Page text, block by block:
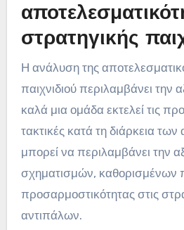
στρατηγικής
Η ανάλυση της
παιχνιδιού περιλαμβάνει την
καλά μια ομάδα εκτελεί τις
τακτικές κατά τη διάρκεια
μπορεί να περιλαμβάνει την
σχηματισμών, καθορισμένων
προσαρμοστικότητας στις
αντιπάλων.